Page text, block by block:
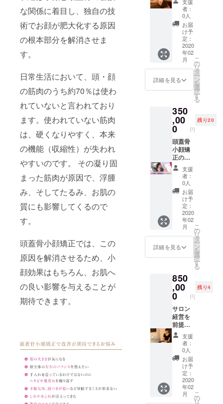
な関係に着目し、独自の技
術でお顔が肥大化する原因
の根本部分を解消させま
す。
日常生活において、頭・顔
の筋肉のうち約70％は使わ
れていないと言われており
ます。使われていない筋肉
は、硬くなりやすく、本来
の機能（収縮性）が失われ
やすいのです。 その凝り固
まった筋肉が原因で、浮腫
み、そしてたるみ、お肌の
質にも影響してくるので
す。
頭蓋骨小顔矯正では、この
原因を解消させるため、小
顔効果はもちろん、お肌へ
の良い影響を与えることが
期待できます。
頭蓋骨
矯正→
クレン
ジン
グ・洗
顔→整
顔マッ
サージ
→オリ
ジナル
オイル
を使用
肩デコ
ルテ肩
甲骨ま
でのリ
ンパド
レナー
ジュ
※60分の
施術と
なりま
す。 ※
実施は
表参道
店か恵
比寿店
にて行
いま
す。 ※
男性も
施術を
いただ
けま
す。 ※
法令に
基づく
医療、
診療行
為では
ござい
ませ
ん。 効
果には
個人差
がござ
います
ことを
得する
ことが
できま
す！代
表直々
にお教
えいた
します
ので、
きちん
とした
技術を
ること
ができ
ます。
また少
人数制
で行っ
てまい
ります
ので、
未経験
の方で
も技術
を習得
するこ
とが可
能で
す！ 9
時間
（うち
休憩1時
日間
45時間
を予定
してお
りま
す。
【内
容】 頭
蓋骨矯
正、ク
レンジ
ング洗
顔、整
顔マッ
サージ
（顔面
者：
0人
お届
け予
定：
2020
年02
月
詳細を見る
こ
の
リ
タ
ー
ン
を
選
択
す
る
350
,00
0 円
残り20
頭蓋骨
小顔矯
正の技
術を習
得する
ことが
可能で
す。頭
蓋骨や
筋肉、
筋膜の
知識の
座学も
行って
いくの
で、理
きちん
と習得
するこ
とが可
能で
す。 頭
蓋骨小
顔矯正
の資格
を取
得、頭
蓋骨小
顔矯正
協会に
加盟し
ていた
支援
者：
0人
お届
け予
定：
2020
年02
月
詳細を見る
こ
の
リ
タ
ー
ン
を
選
択
す
る
850
,00
0 円
残り4
サロン
経営を
前提に
ご検討
されて
いる方
は頭蓋
骨矯正
の資格
と、管
理小顔
矯正士
支援
者：
0人
お届
け予
定：
2020
年02
月
こ
の
リ